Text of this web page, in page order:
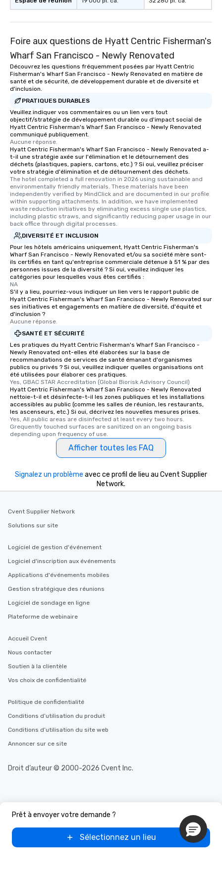
Foire aux questions de Hyatt Centric Fisherman's
Wharf San Francisco - Newly Renovated
Découvrez les questions fréquemment posées par Hyatt Centric
Fisherman's Wharf San Francisco - Newly Renovated en matière de
santé et de sécurité, de développement durable et de diversité et
d'inclusion.
PRATIQUES DURABLES
Veuillez indiquer vos commentaires ou un lien vers tout
objectif/stratégie de développement durable ou d'impact social de
Hyatt Centric Fisherman's Wharf San Francisco - Newly Renovated
communiqué publiquement.
Aucune réponse.
Hyatt Centric Fisherman's Wharf San Francisco - Newly Renovated a-
t-il une stratégie axée sur l'élimination et le détournement des
déchets (plastiques, papiers, cartons, etc.) ? Si oui, veuillez préciser
votre stratégie d'élimination et de détournement des déchets.
The hotel completed a full renovation in 2026 using sustainable and
environmentally friendly materials. These materials have been
independently verified by MindClick and are documented in our profile
within supporting attachments. In addition, we have implemented
waste reduction initiatives by eliminating excess single use plastics,
including plastic straws, and significantly reducing paper usage in our
back office through digital processes.
DIVERSITÉ ET INCLUSION
Pour les hôtels américains uniquement, Hyatt Centric Fisherman's
Wharf San Francisco - Newly Renovated et/ou sa société mère sont-
ils certifiés en tant qu'entreprise commerciale détenue à 51 % par des
personnes issues de la diversité ? Si oui, veuillez indiquer les
catégories pour lesquelles vous êtes certifiés :
NA
S'il y a lieu, pourriez-vous indiquer un lien vers le rapport public de
Hyatt Centric Fisherman's Wharf San Francisco - Newly Renovated sur
ses initiatives et engagements en matière de diversité, d'équité et
d'inclusion ?
Aucune réponse.
SANTÉ ET SÉCURITÉ
Les pratiques du Hyatt Centric Fisherman's Wharf San Francisco -
Newly Renovated ont-elles été élaborées sur la base de
recommandations de services de santé émanant d'organismes
publics ou privés ? Si oui, veuillez indiquer quelles organisations ont
été utilisées pour élaborer ces pratiques.
Yes, GBAC STAR Accreditation (Global Biorisk Advisory Council)
Hyatt Centric Fisherman's Wharf San Francisco - Newly Renovated
nettoie-t-il et désinfecte-t-il les zones publiques et les installations
accessibles au public (comme les salles de réunion, les restaurants,
les ascenseurs, etc.) Si oui, décrivez les nouvelles mesures prises.
Yes, All public areas are disinfected at least every two hours.
Grequently touched surfaces are sanitized on an ongoing basis
depending upon frequency of use.
Afficher toutes les FAQ
Prêt à envoyer votre demande ?
Sélectionnez un lieu
Signalez un problème avec ce profil de lieu au Cvent Supplier
Network.
Cvent Supplier Network
Solutions sur site
Logiciel de gestion d'événement
Logiciel d'inscription aux événements
Applications d'événements mobiles
Gestion stratégique des réunions
Logiciel de sondage en ligne
Plateforme de webinaire
Accueil Cvent
Nous contacter
Soutien à la clientèle
Vos choix de confidentialité
Politique de confidentialité
Conditions d’utilisation du produit
Conditions d’utilisation du site web
Annoncer sur ce site
Droit d’auteur © 2000-2026 Cvent Inc.